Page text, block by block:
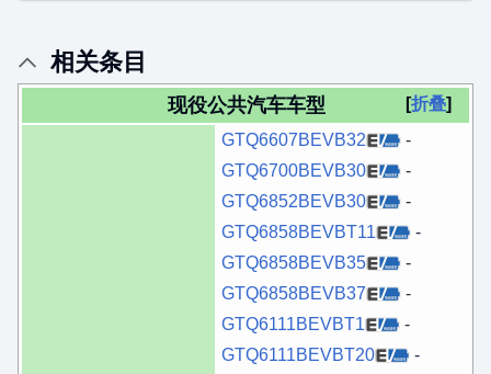
相关条目
折叠
现役公共汽车车型
GTQ6607BEVB32
-
GTQ6700BEVB30
-
GTQ6852BEVB30
-
GTQ6858BEVBT11
-
GTQ6858BEVB35
-
GTQ6858BEVB37
-
GTQ6111BEVBT1
-
GTQ6111BEVBT20
-